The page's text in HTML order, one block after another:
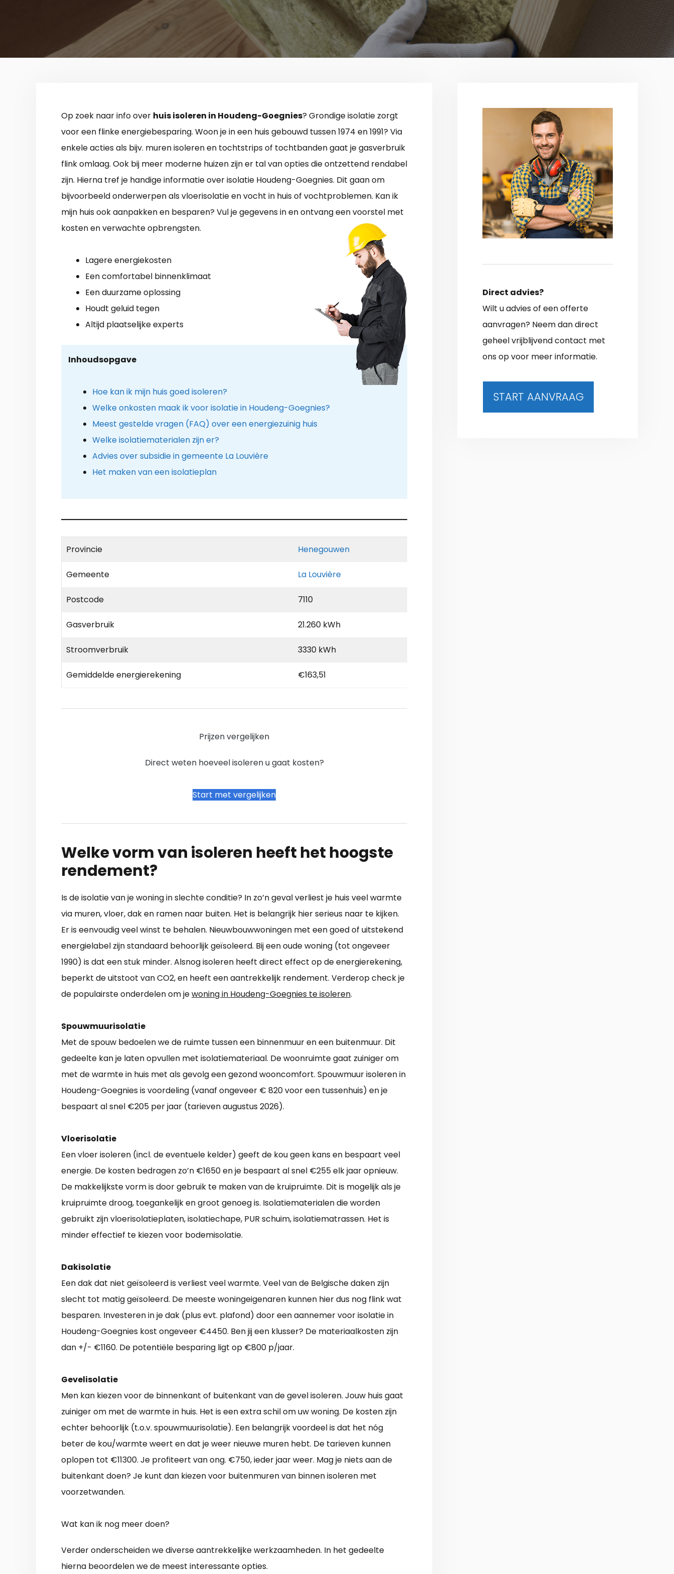
Op zoek naar info over huis isoleren in Houdeng-Goegnies? Grondige isolatie zorgt
voor een flinke energiebesparing. Woon je in een huis gebouwd tussen 1974 en 1991? Via
enkele acties als bijv. muren isoleren en tochtstrips of tochtbanden gaat je gasverbruik
flink omlaag. Ook bij meer moderne huizen zijn er tal van opties die ontzettend rendabel
zijn. Hierna tref je handige informatie over isolatie Houdeng-Goegnies. Dit gaan om
bijvoorbeeld onderwerpen als vloerisolatie en vocht in huis of vochtproblemen. Kan ik
mijn huis ook aanpakken en besparen? Vul je gegevens in en ontvang een voorstel met
kosten en verwachte opbrengsten.
Lagere energiekosten
Een comfortabel binnenklimaat
Een duurzame oplossing
Houdt geluid tegen
Altijd plaatselijke experts
Inhoudsopgave
Hoe kan ik mijn huis goed isoleren?
Welke onkosten maak ik voor isolatie in Houdeng-Goegnies?
Meest gestelde vragen (FAQ) over een energiezuinig huis
Welke isolatiematerialen zijn er?
Advies over subsidie in gemeente La Louvière
Het maken van een isolatieplan
Provincie Henegouwen
Gemeente La Louvière
Postcode 7110
Gasverbruik 21.260 kWh
Stroomverbruik 3330 kWh
Gemiddelde energierekening €163,51
Prijzen vergelijken
Direct weten hoeveel isoleren u gaat kosten?
Start met vergelijken
Welke vorm van isoleren heeft het hoogste
rendement?
Is de isolatie van je woning in slechte conditie? In zo’n geval verliest je huis veel warmte
via muren, vloer, dak en ramen naar buiten. Het is belangrijk hier serieus naar te kijken.
Er is eenvoudig veel winst te behalen. Nieuwbouwwoningen met een goed of uitstekend
energielabel zijn standaard behoorlijk geïsoleerd. Bij een oude woning (tot ongeveer
1990) is dat een stuk minder. Alsnog isoleren heeft direct effect op de energierekening,
beperkt de uitstoot van CO2, en heeft een aantrekkelijk rendement. Verderop check je
de populairste onderdelen om jewoning in Houdeng-Goegnies te isoleren.
Spouwmuurisolatie
Met de spouw bedoelen we de ruimte tussen een binnenmuur en een buitenmuur. Dit
gedeelte kan je laten opvullen met isolatiemateriaal. De woonruimte gaat zuiniger om
met de warmte in huis met als gevolg een gezond wooncomfort. Spouwmuur isoleren in
Houdeng-Goegnies is voordeling (vanaf ongeveer € 820 voor een tussenhuis) en je
bespaart al snel €205 per jaar (tarieven augustus 2026).
Vloerisolatie
Een vloer isoleren (incl. de eventuele kelder) geeft de kou geen kans en bespaart veel
energie. De kosten bedragen zo’n €1650 en je bespaart al snel €255 elk jaar opnieuw.
De makkelijkste vorm is door gebruik te maken van de kruipruimte. Dit is mogelijk als je
kruipruimte droog, toegankelijk en groot genoeg is. Isolatiematerialen die worden
gebruikt zijn vloerisolatieplaten, isolatiechape, PUR schuim, isolatiematrassen. Het is
minder effectief te kiezen voor bodemisolatie.
Dakisolatie
Een dak dat niet geïsoleerd is verliest veel warmte. Veel van de Belgische daken zijn
slecht tot matig geïsoleerd. De meeste woningeigenaren kunnen hier dus nog flink wat
besparen. Investeren in je dak (plus evt. plafond) door een aannemer voor isolatie in
Houdeng-Goegnies kost ongeveer €4450. Ben jij een klusser? De materiaalkosten zijn
dan +/- €1160. De potentiële besparing ligt op €800 p/jaar.
Gevelisolatie
Men kan kiezen voor de binnenkant of buitenkant van de gevel isoleren. Jouw huis gaat
zuiniger om met de warmte in huis. Het is een extra schil om uw woning. De kosten zijn
echter behoorlijk (t.o.v. spouwmuurisolatie). Een belangrijk voordeel is dat het nóg
beter de kou/warmte weert en dat je weer nieuwe muren hebt. De tarieven kunnen
oplopen tot €11300. Je profiteert van ong. €750, ieder jaar weer. Mag je niets aan de
buitenkant doen? Je kunt dan kiezen voor buitenmuren van binnen isoleren met
voorzetwanden.
Wat kan ik nog meer doen?
Verder onderscheiden we diverse aantrekkelijke werkzaamheden. In het gedeelte
hierna beoordelen we de meest interessante opties.
Direct advies?
Wilt u advies of een offerte
aanvragen? Neem dan direct
geheel vrijblijvend contact met
ons op voor meer informatie.
START AANVRAAG